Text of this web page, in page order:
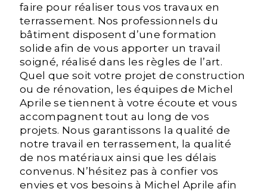
faire pour réaliser tous vos travaux en
terrassement. Nos professionnels du
bâtiment disposent d’une formation
solide afin de vous apporter un travail
soigné, réalisé dans les règles de l’art.
Quel que soit votre projet de construction
ou de rénovation, les équipes de Michel
Aprile se tiennent à votre écoute et vous
accompagnent tout au long de vos
projets. Nous garantissons la qualité de
notre travail en terrassement, la qualité
de nos matériaux ainsi que les délais
convenus. N’hésitez pas à confier vos
envies et vos besoins à Michel Aprile afin